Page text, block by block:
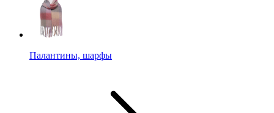
Палантины, шарфы